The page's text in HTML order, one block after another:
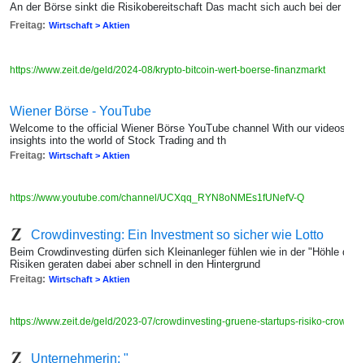
An der Börse sinkt die Risikobereitschaft Das macht sich auch bei
Freitag: Wirtschaft > Aktien
https://www.zeit.de/geld/2024-08/krypto-bitcoin-wert-boerse-finanzmarkt
Wiener Börse - YouTube
Welcome to the official Wiener Börse YouTube channel With our
insights into the world of Stock Trading and th
Freitag: Wirtschaft > Aktien
https://www.youtube.com/channel/UCXqq_RYN8oNMEs1fUNefV-Q
Crowdinvesting: Ein Investment so sicher wie Lotto
Beim Crowdinvesting dürfen sich Kleinanleger fühlen wie in der
Risiken geraten dabei aber schnell in den Hintergrund
Freitag: Wirtschaft > Aktien
https://www.zeit.de/geld/2023-07/crowdinvesting-gruene-startups-risiko-
Unternehmerin: "